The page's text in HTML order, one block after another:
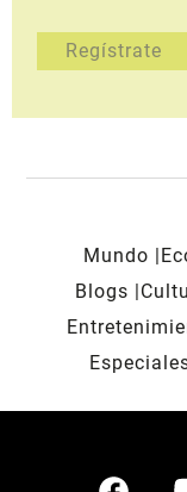
Mundo
Blogs